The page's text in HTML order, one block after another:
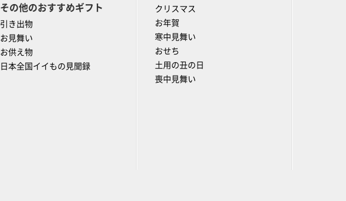
その他のおすすめギフト
引き出物
お見舞い
お供え物
日本全国イイもの見聞録
クリスマス
お年賀
寒中見舞い
おせち
土用の丑の日
喪中見舞い